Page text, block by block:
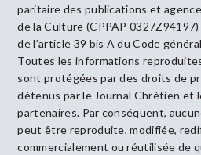
paritaire des publications et
de la Culture (CPPAP
de l’article 39 bis A du Code
Toutes les informations
sont protégées par des droits de
détenus par le Journal Chrétien et
partenaires. Par conséquent,
peut être reproduite, modifiée,
commercialement ou réutilisée de